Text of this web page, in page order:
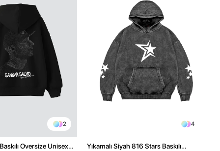
2
Oversize Unisex
4
Yıkamalı Siyah 816 Stars Baskılı